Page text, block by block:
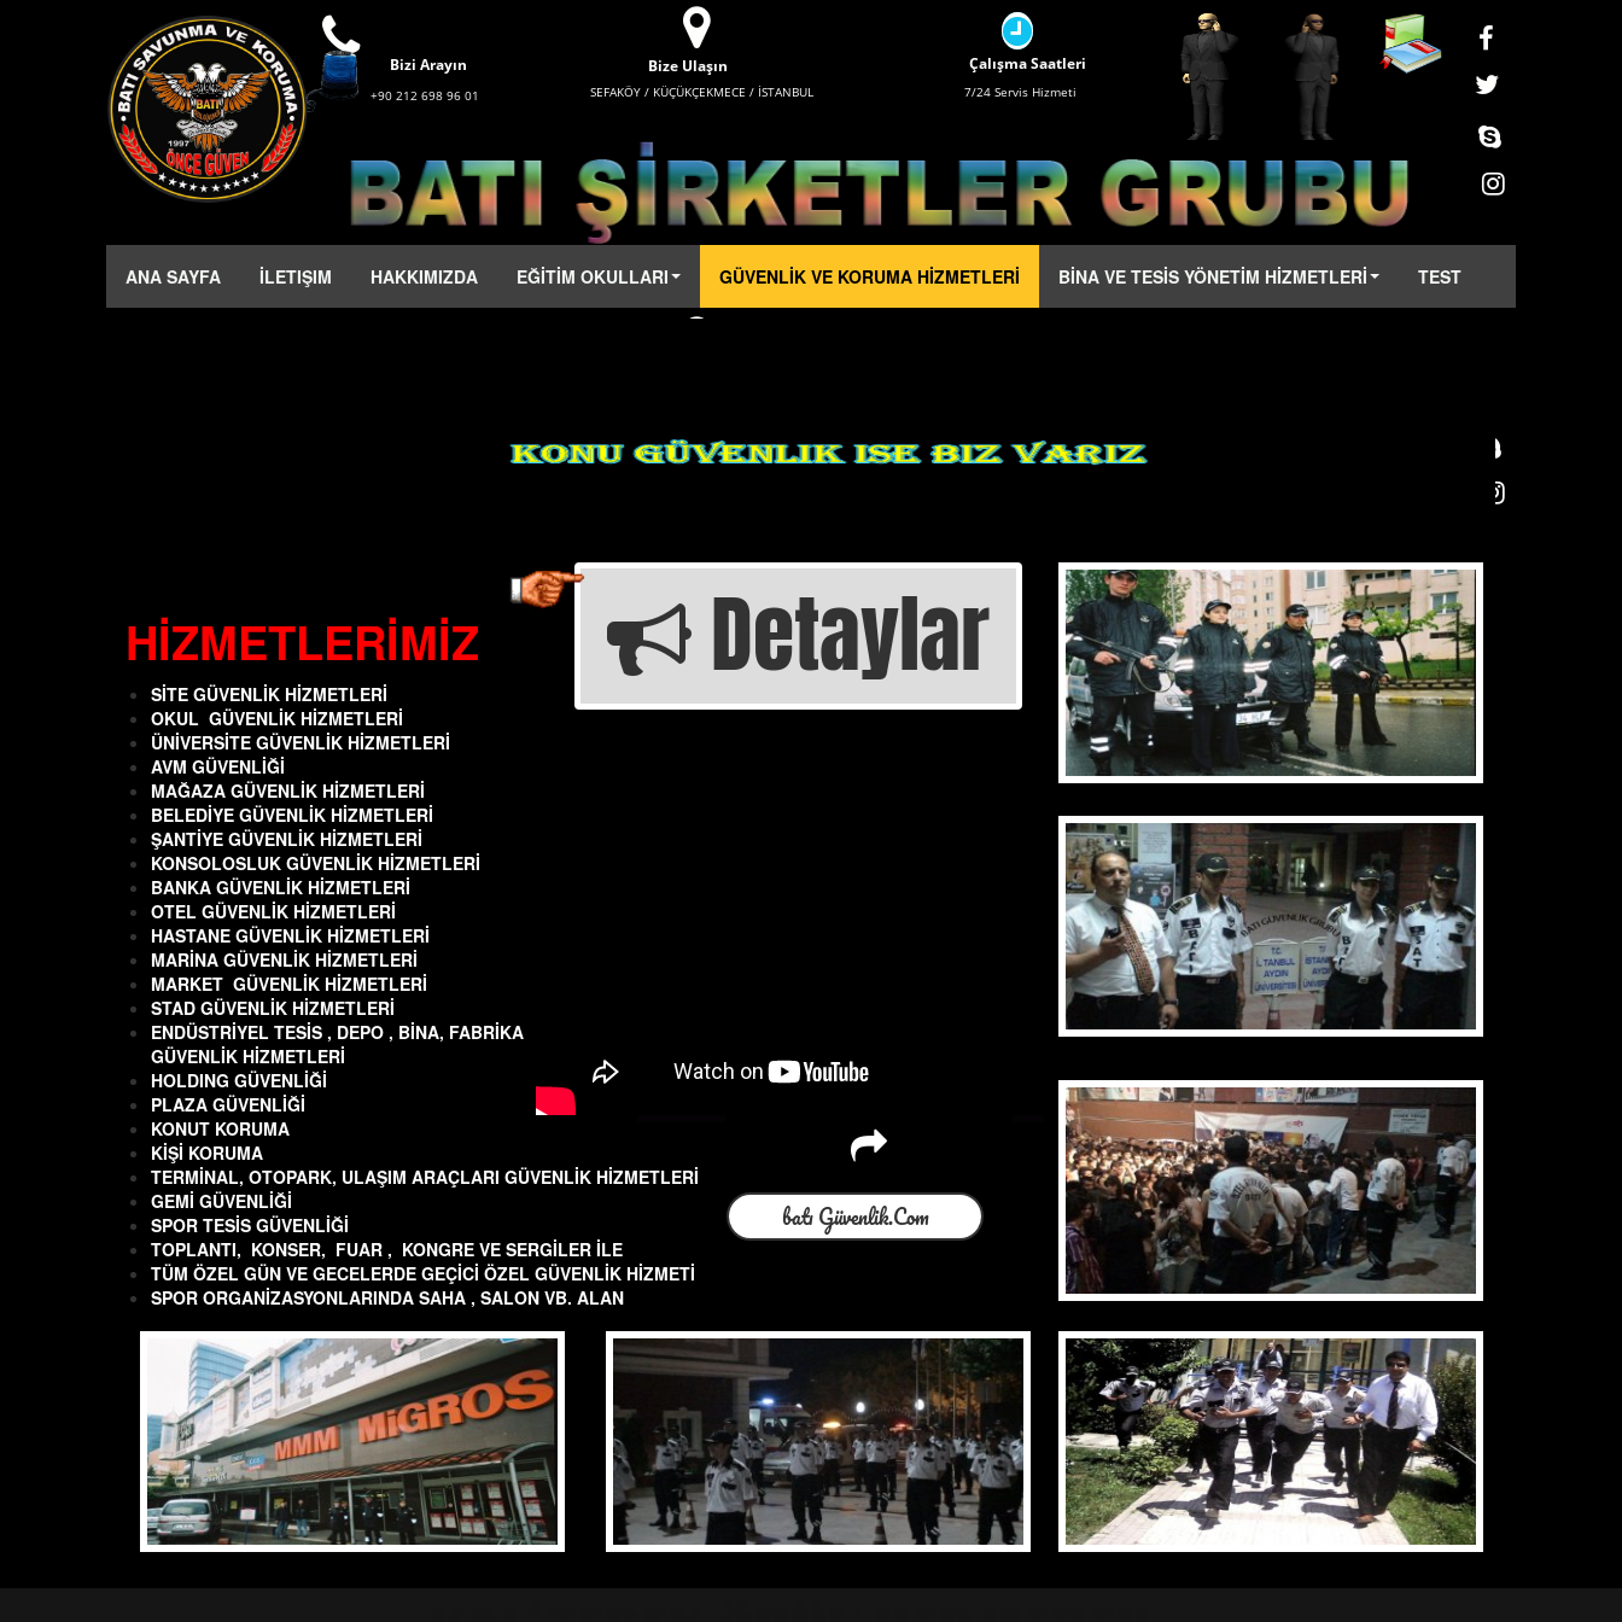
ANA SAYFA İLETIŞIM HAKKIMIZDA EĞİTİM OKULLARI GÜVENLİK VE KORUMA HİZMETLERİ BİNA VE TESİS YÖNETİM HİZMETLERİ TEST
Çalışma Saatleri
7/24 Servis Hizmeti
SEFAKÖY / KÜÇÜKÇEKMECE / İSTANBUL
+90 212 698 96 01
Bize Ulaşın
Bizi Arayın
SİTE GÜVENLİK HİZMETLERİ
OKUL GÜVENLİK HİZMETLERİ
ÜNİVERSİTE GÜVENLİK HİZMETLERİ
AVM GÜVENLİĞİ
MAĞAZA GÜVENLİK HİZMETLERİ
BELEDİYE GÜVENLİK HİZMETLERİ
ŞANTİYE GÜVENLİK HİZMETLERİ
KONSOLOSLUK GÜVENLİK HİZMETLERİ
BANKA GÜVENLİK HİZMETLERİ
OTEL GÜVENLİK HİZMETLERİ
HASTANE GÜVENLİK HİZMETLERİ
MARİNA GÜVENLİK HİZMETLERİ
MARKET GÜVENLİK HİZMETLERİ
STAD GÜVENLİK HİZMETLERİ
ENDÜSTRİYEL TESİS , DEPO , BİNA, FABRİKA
GÜVENLİK HİZMETLERİ
HOLDING GÜVENLİĞİ
PLAZA GÜVENLİĞİ
KONUT KORUMA
KİŞİ KORUMA
TERMİNAL, OTOPARK, ULAŞIM ARAÇLARI GÜVENLİK HİZMETLERİ
GEMİ GÜVENLİĞİ
SPOR TESİS GÜVENLİĞİ
TOPLANTI, KONSER, FUAR , KONGRE VE SERGİLER İLE
TÜM ÖZEL GÜN VE GECELERDE GEÇİCİ ÖZEL GÜVENLİK HİZMETİ
SPOR ORGANİZASYONLARINDA SAHA , SALON VB. ALAN
Detaylar
HİZMETLERİMİZ
batı Güvenlik.Com